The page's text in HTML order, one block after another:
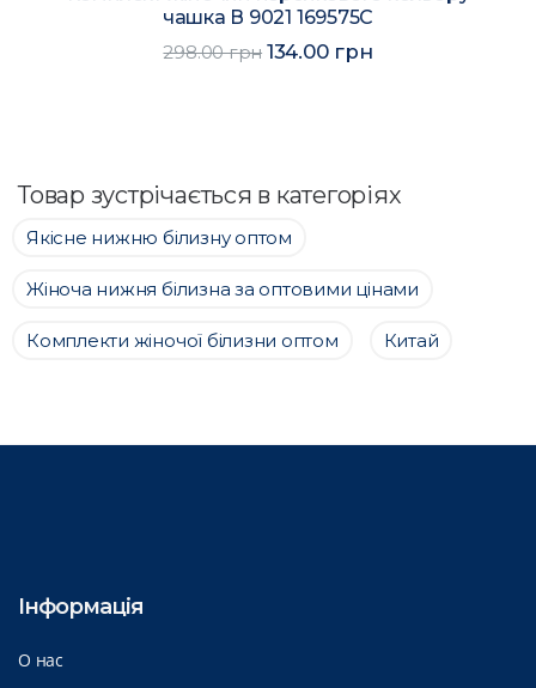
чашка В 9021 169575C
298.00 грн 134.00 грн
Товар зустрічається в категоріях
Якісне нижню білизну оптом
Жіноча нижня білизна за оптовими цінами
Комплекти жіночої білизни оптом Китай
Інформація
О нас